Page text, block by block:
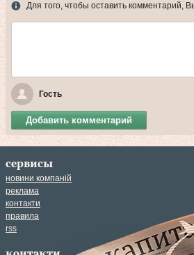
Для того, чтобы оставить комментарий,
Гость
Добавить комментарий
сервисы
новини компаній
реклама
контакти
правила
rss